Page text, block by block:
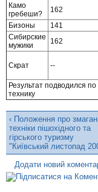
Камо
гребеши?
162
Бизоны
141
Сибирские
мужики
162
Скрат --
Результат подводился
технику
‹ Положення про
техніки пішохідного та
гірського туризму
"Київський листопад
Додати новий